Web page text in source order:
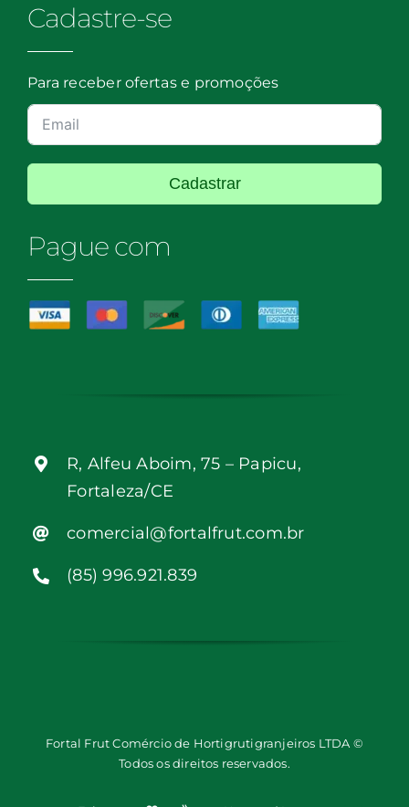
Cadastre-se
Para receber ofertas e promoções
Cadastrar
Pague com
R, Alfeu Aboim, 75 – Papicu,
Fortaleza/CE
comercial@fortalfrut.com.br
(85) 996.921.839
Fortal Frut Comércio de Hortigrutigranjeiros LTDA ©
Todos os direitos reservados.